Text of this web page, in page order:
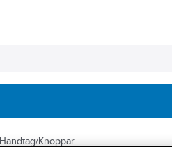
Handtag/Knoppar